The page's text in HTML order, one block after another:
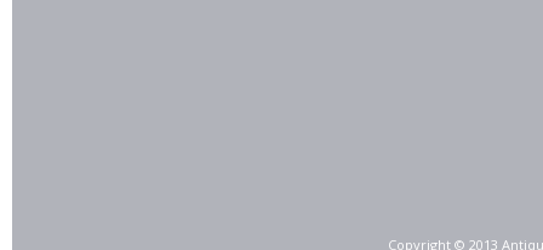
Copyright © 2013